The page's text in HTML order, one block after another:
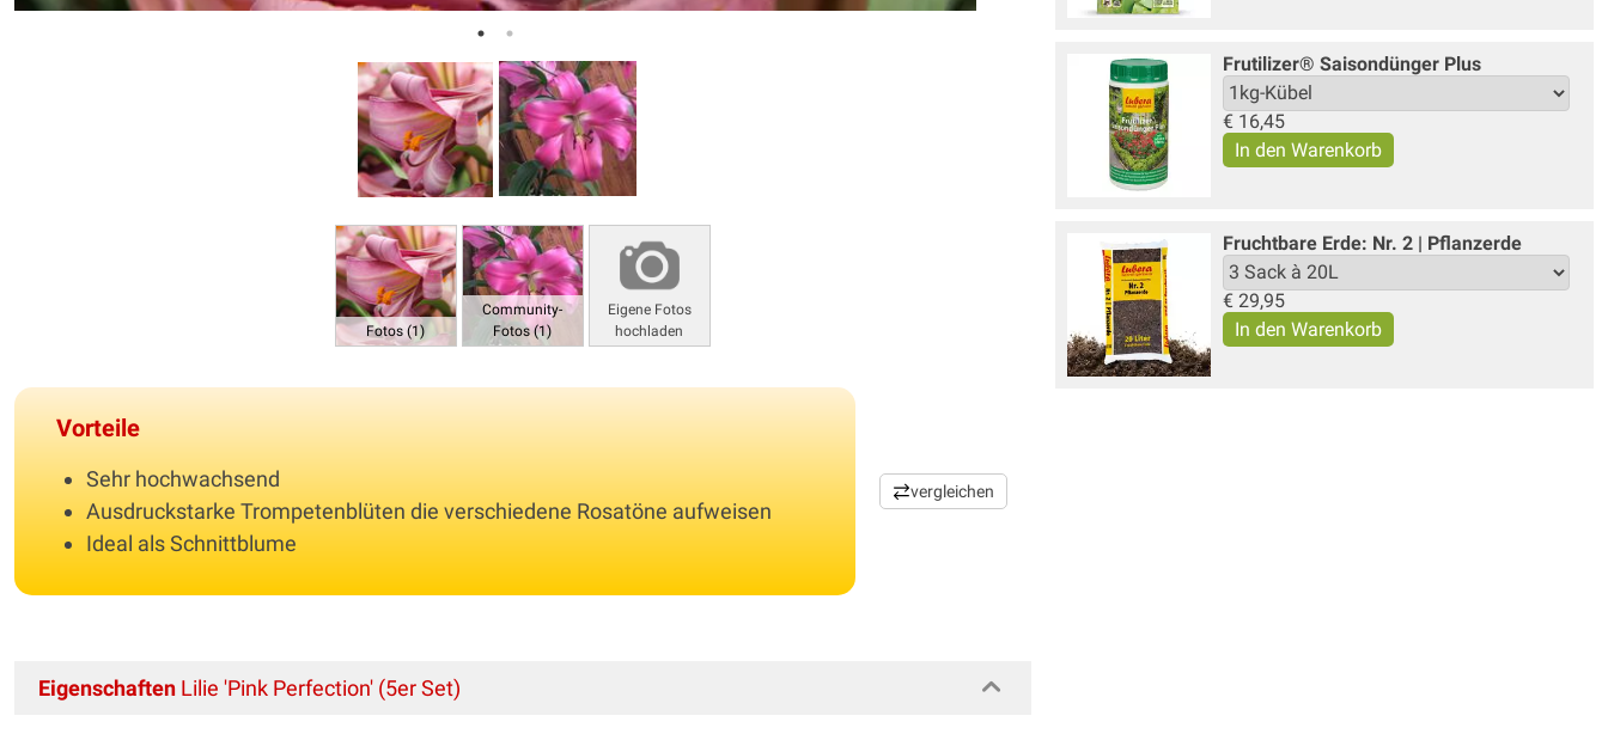
Fotos (1)
Community-
Fotos (1)
Eigene Fotos
hochladen
Vorteile
Sehr hochwachsend
Ausdruckstarke Trompetenblüten die verschiedene Rosatöne aufweisen
Ideal als Schnittblume
vergleichen
Frutilizer® Saisondünger Plus
€ 16,45
Fruchtbare Erde: Nr. 2 | Pflanzerde
€ 29,95
Eigenschaften Lilie 'Pink Perfection' (5er Set)